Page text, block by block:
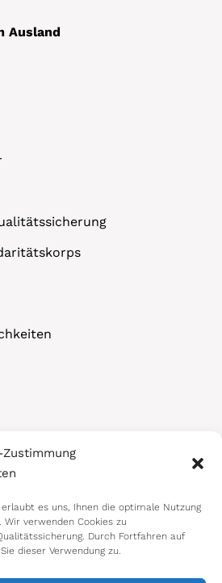
Zustimmung
erlaubt es uns, Ihnen die optimale Nutzung
verwenden Cookies zu
Durch Fortfahren auf
dieser Verwendung zu.
Ausland